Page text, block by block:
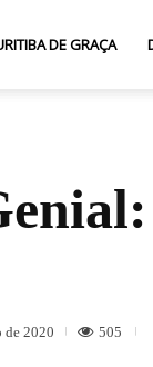
DE GRAÇA
de 2020 505